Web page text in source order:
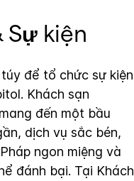
Sự kiện
để tổ chức sự kiện
Khách sạn
đến một bầu
dịch vụ sắc bén,
ngon miệng và
đánh bại. Tại Khách